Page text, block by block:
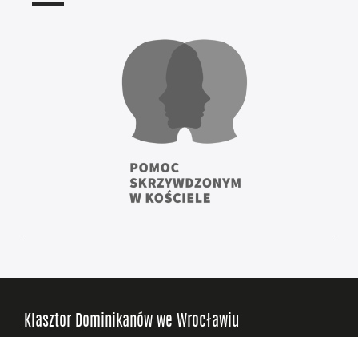
Klasztor Dominikanów we Wrocławiu